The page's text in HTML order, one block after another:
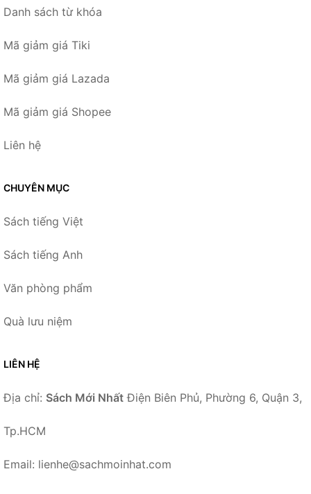
Danh sách từ khóa
Mã giảm giá Tiki
Mã giảm giá Lazada
Mã giảm giá Shopee
Liên hệ
CHUYÊN MỤC
Sách tiếng Việt
Sách tiếng Anh
Văn phòng phẩm
Quà lưu niệm
LIÊN HỆ
Địa chỉ: Sách Mới Nhất Điện Biên Phủ, Phường 6, Quận 3,
Tp.HCM
Email: lienhe@sachmoinhat.com